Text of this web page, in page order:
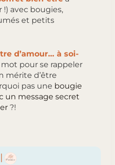
!) avec bougies,
et petits
d’amour… à soi-
pour se rappeler
mérite d’être
pas une bougie
un message secret
?!